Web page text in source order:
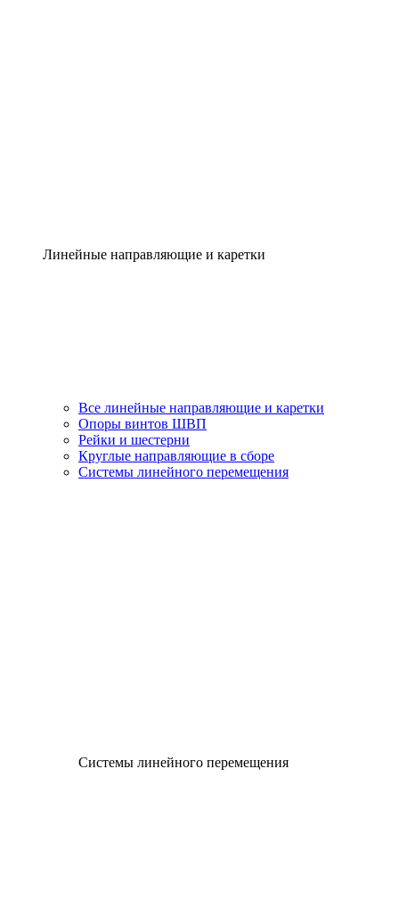
Линейные направляющие и каретки
Все линейные направляющие и каретки
Опоры винтов ШВП
Рейки и шестерни
Круглые направляющие в сборе
Системы линейного перемещения
Системы линейного перемещения